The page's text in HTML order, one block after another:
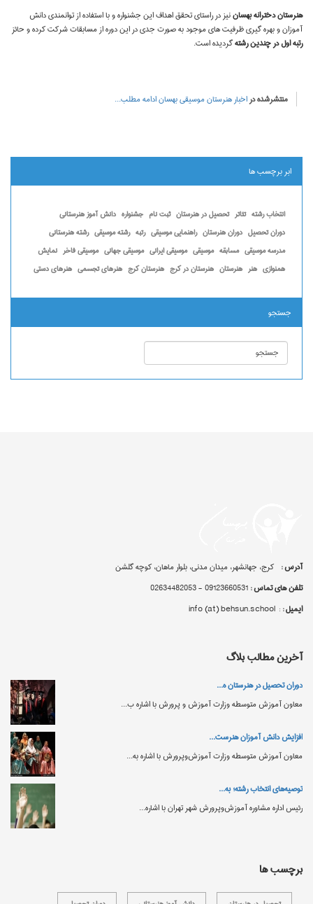
هنرستان دخترانه بهساننیز در راستای تحقق اهداف این جشنواره و با استفاده از توانمندی دانش
آموزان و بهره گیری ظرفیت های موجود به صورت جدی در این دوره از مسابقات شرکت کرده و حائز
رتبه اول در چندین رشتهگردیده است.
منتشرشده دراخبار هنرستان موسیقی بهسانادامه مطلب...
ابر برچسب ها
انتخاب رشته تئاتر تحصیل در هنرستان ثبت نام جشنواره دانش آموز هنرستانی
دوران تحصیل دوران هنرستان راهنمایی موسیقی رتبه رشته موسیقی رشته هنرستانی
مدرسه موسیقی مسابقه موسیقی موسیقی ایرانی موسیقی جهانی موسیقی فاخر نمایش
همنوازی هنر هنرستان هنرستان در کرج هنرستان کرج هنرهای تجسمی هنرهای دستی
جستجو
آدرس : کرج، جهانشهر، میدان مدنی، بلوار ماهان، کوچه گلشن
تلفن های تماس :09123660531 - 02634482053
ایمیل :: info (at) behsun.school
آخرین مطالب بلاگ
دوران تحصیل در هنرستان‌ ه...
معاون آموزش متوسطه وزارت آموزش‌ و پرورش با اشاره ب...
افزایش دانش‌ آموزان هنرست...
معاون آموزش متوسطه وزارت آموزش‌وپرورش با اشاره به...
توصیه‌های انتخاب رشته؛ به...
رئیس اداره مشاوره آموزش‌وپرورش شهر تهران با اشاره...
برچسب ها